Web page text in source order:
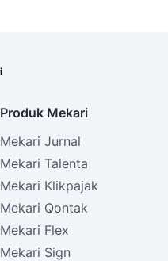
Produk Mekari
Mekari Jurnal
Mekari Talenta
Mekari Klikpajak
Mekari Qontak
Mekari Flex
Mekari Sign